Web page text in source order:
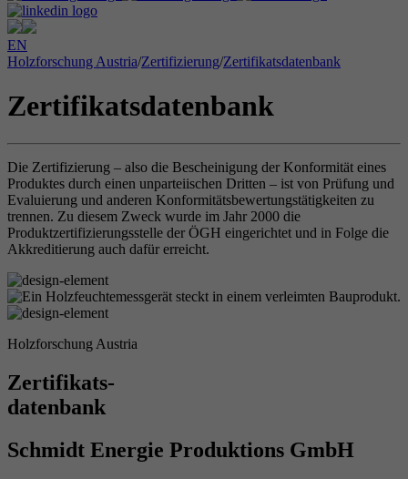
EN
Holzforschung Austria/Zertifizierung/Zertifikatsdatenbank
Zertifikatsdatenbank
Die Zertifizierung – also die Bescheinigung der Konformität eines
Produktes durch einen unparteiischen Dritten – ist von Prüfung und
Evaluierung und anderen Konformitätsbewertungstätigkeiten zu
trennen. Zu diesem Zweck wurde im Jahr 2000 die
Produktzertifizierungsstelle der ÖGH eingerichtet und in Folge die
Akkreditierung auch dafür erreicht.
Holzforschung Austria
Zertifikats-
datenbank
Schmidt Energie Produktions GmbH